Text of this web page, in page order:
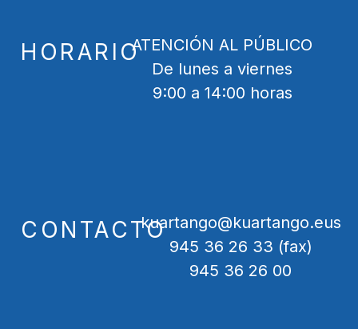
HORARIOATENCIÓN AL PÚBLICO
De lunes a viernes
9:00 a 14:00 horas
CONTACTOkuartango@kuartango.eus
945 36 26 33 (fax)
945 36 26 00